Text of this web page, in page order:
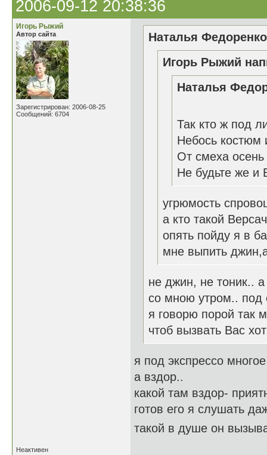
2006-09-12 20:38:36
Игорь Рыжий
Автор сайта
Зарегистрирован: 2006-08-25
Сообщений: 6704
Наталья
Игорь Рыжий
Наталья
Так кто ж под
Небось костюм
От смеха осень
Не будьте же
угрюмость
а кто такой
опять пойду я в
мне выпить
не джин, не тоник.. а
со мною утром.. под
я говорю порой так
чтоб вызвать Вас
я под экспрессо
а вздор..
какой там вздор-
готов его я слушать
такой в душе он
Неактивен